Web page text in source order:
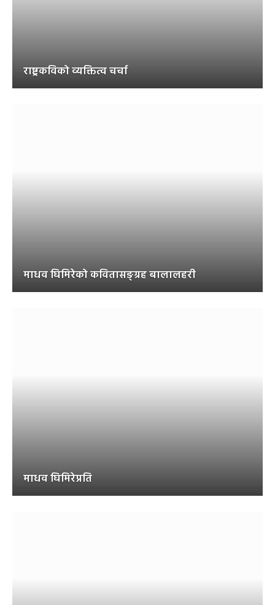
राष्ट्रकविको व्यक्तित्व चर्चा
माधव घिमिरेको कवितासङ्ग्रह बालालहरी
माधव घिमिरेप्रति